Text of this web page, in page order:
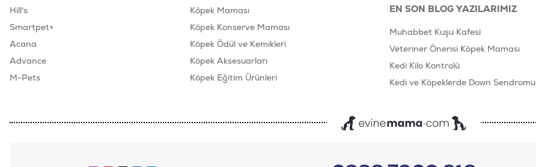
Hill's
Smartpet+
Acana
Advance
M-Pets
Köpek Maması
Köpek Konserve Maması
Köpek Ödül ve Kemikleri
Köpek Aksesuarları
Köpek Eğitim Ürünleri
EN SON BLOG YAZILARIMIZ
Muhabbet Kuşu Kafesi
Veteriner Önerisi Köpek Maması
Kedi Kilo Kontrolü
Kedi ve Köpeklerde Down Sendromu